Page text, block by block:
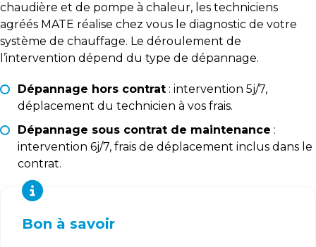
chaudière et de pompe à chaleur, les techniciens
agréés MATE réalise chez vous le diagnostic de votre
système de chauffage. Le déroulement de
l’intervention dépend du type de dépannage.
Dépannage hors contrat : intervention 5j/7,
déplacement du technicien à vos frais.
Dépannage sous contrat de maintenance :
intervention 6j/7, frais de déplacement inclus dans le
contrat.
Bon à savoir